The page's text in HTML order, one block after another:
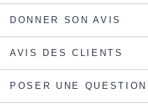
DONNER SON AVIS
AVIS DES CLIENTS
POSER UNE QUESTION